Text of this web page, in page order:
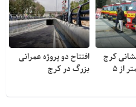
کرج
در حوادث کمتر از ۵
افتتاح دو پروژه عمرانی
بزرگ در کرج